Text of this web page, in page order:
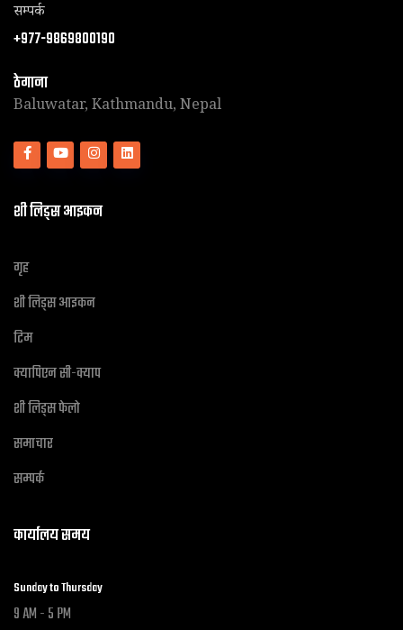
सम्पर्क
+977-9869800190
ठेगाना
Baluwatar, Kathmandu, Nepal
शी लिड्स आइकन
गृह
शी लिड्स आइकन
टिम
क्यापिएन सी-क्याप
शी लिड्स फेलो
समाचार
सम्पर्क
कार्यालय समय
Sunday to Thursday
9 AM - 5 PM